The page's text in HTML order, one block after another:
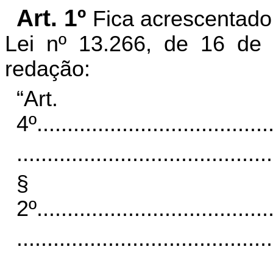
Art. 1º Fica
Lei nº 13.266, de 16
redação:
“Art.
4º
§
2º